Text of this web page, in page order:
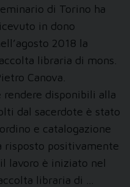
di Torino ha
in dono
2018 la
libraria di mons.
Canova.
rendere disponibili alla
dal sacerdote è stato
e catalogazione
risposto positivamente
lavoro è iniziato nel
libraria di …